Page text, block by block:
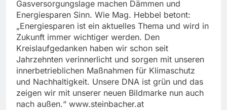
Gasversorgungslage machen Dämmen und
Energiesparen Sinn. Wie Mag. Hebbel betont:
„Energiesparen ist ein aktuelles Thema und wird in
Zukunft immer wichtiger werden. Den
Kreislaufgedanken haben wir schon seit
Jahrzehnten verinnerlicht und sorgen mit unseren
innerbetrieblichen Maßnahmen für Klimaschutz
und Nachhaltigkeit. Unsere DNA ist grün und das
zeigen wir mit unserer neuen Bildmarke nun auch
nach außen.“ www.steinbacher.at